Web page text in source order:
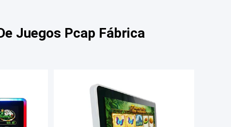
Juegos Pcap Fábrica